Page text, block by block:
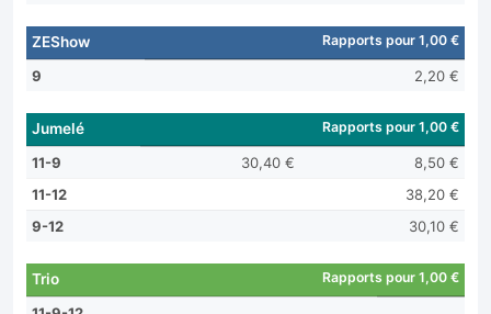
ZEShow Rapports pour 1,00 €
9 2,20 €
Jumelé Rapports pour 1,00 €
11-9 30,40 €
8,50 €
11-12
38,20 €
9-12
30,10 €
Trio Rapports pour 1,00 €